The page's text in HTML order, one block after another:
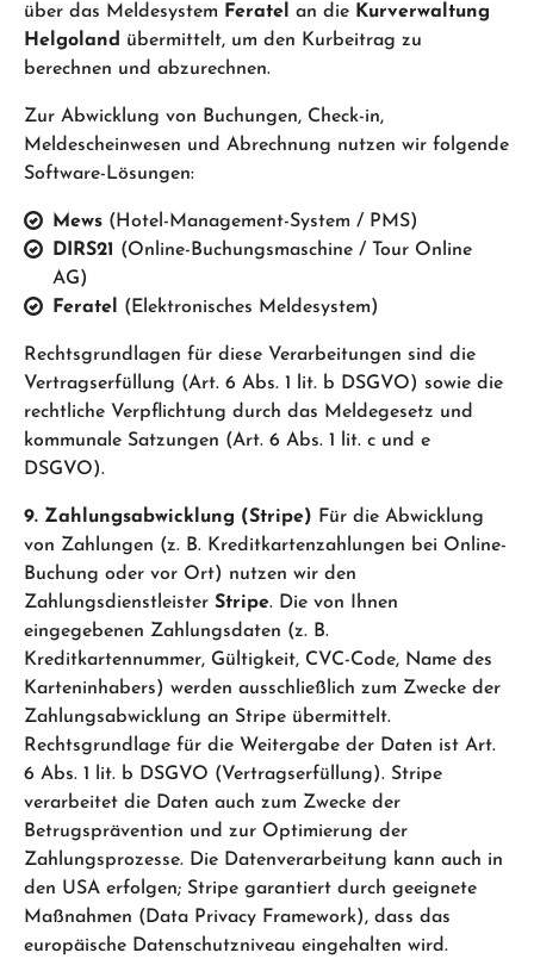
über das Meldesystem Feratel an die Kurverwaltung
Helgoland übermittelt, um den Kurbeitrag zu
berechnen und abzurechnen.
Zur Abwicklung von Buchungen, Check-in,
Meldescheinwesen und Abrechnung nutzen wir folgende
Software-Lösungen:
Mews (Hotel-Management-System / PMS)
DIRS21
(Online-Buchungsmaschine / Tour Online
AG)
Feratel
(Elektronisches Meldesystem)
Rechtsgrundlagen für diese Verarbeitungen sind die
Vertragserfüllung (Art. 6 Abs. 1 lit. b DSGVO) sowie die
rechtliche Verpflichtung durch das Meldegesetz und
kommunale Satzungen (Art. 6 Abs. 1 lit. c und e
DSGVO).
9. Zahlungsabwicklung (Stripe) Für die Abwicklung
von Zahlungen (z. B. Kreditkartenzahlungen bei Online-
Buchung oder vor Ort) nutzen wir den
Zahlungsdienstleister Stripe. Die von Ihnen
eingegebenen Zahlungsdaten (z. B.
Kreditkartennummer, Gültigkeit, CVC-Code, Name des
Karteninhabers) werden ausschließlich zum Zwecke der
Zahlungsabwicklung an Stripe übermittelt.
Rechtsgrundlage für die Weitergabe der Daten ist Art.
6 Abs. 1 lit. b DSGVO (Vertragserfüllung). Stripe
verarbeitet die Daten auch zum Zwecke der
Betrugsprävention und zur Optimierung der
Zahlungsprozesse. Die Datenverarbeitung kann auch in
den USA erfolgen; Stripe garantiert durch geeignete
Maßnahmen (Data Privacy Framework), dass das
europäische Datenschutzniveau eingehalten wird.